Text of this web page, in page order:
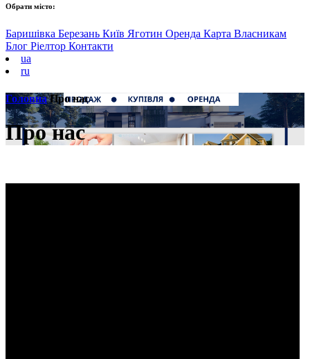
Обрати місто:
Баришівка Березань Київ Яготин Оренда Карта Власникам
Блог Ріелтор Контакти
ua
ru
Головна Про нас
Про нас